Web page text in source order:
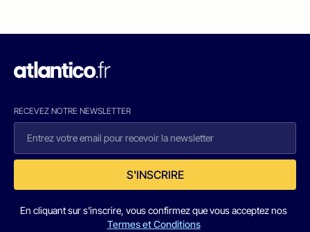
RECEVEZ NOTRE NEWSLETTER
S'INSCRIRE
En cliquant sur s'inscrire, vous confirmez que vous acceptez nos
Termes et Conditions